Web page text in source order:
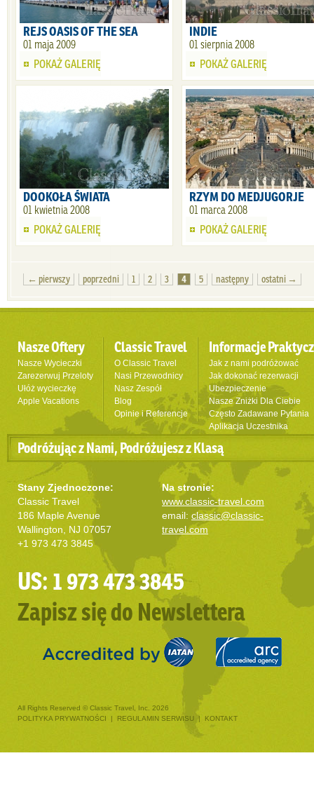
REJS OASIS OF THE SEA
01 maja 2009
POKAŻ GALERIĘ
INDIE
01 sierpnia 2008
POKAŻ GALERIĘ
DOOKOŁA ŚWIATA
01 kwietnia 2008
POKAŻ GALERIĘ
RZYM DO MEDJUGORJE
01 marca 2008
POKAŻ GALERIĘ
← pierwszy poprzedni 1 2 3 4 5 następny ostatni →
Nasze Oftery
Nasze Wycieczki
Zarezerwuj Przeloty
Ułóż wycieczkę
Apple Vacations
Classic Travel
O Classic Travel
Nasi Przewodnicy
Nasz Zespół
Blog
Opinie i Referencje
Informacje
Jak z nami podróżować
Jak dokonać rezerwacji
Ubezpieczenie
Nasze Zniżki Dla Ciebie
Często Zadawane Pytania
Aplikacja Uczestnika
Podróżując z Nami, Podróżujesz z Klasą
Stany Zjednoczone:
Classic Travel
186 Maple Avenue
Wallington, NJ 07057
+1 973 473 3845
Na stronie:
www.classic-travel.com
email: classic@classic-
travel.com
US: 1 973 473 3845
Zapisz się do Newslettera
All Rights Reserved © Classic Travel, Inc. 2026
POLITYKA PRYWATNOŚCI
| REGULAMIN SERWISU | KONTAKT